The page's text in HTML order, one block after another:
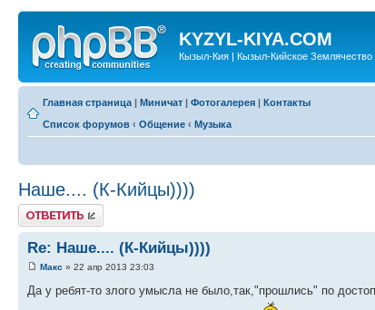
KYZYL-KIYA.COM
Кызыл-Кия | Кызыл-Кийское Землячество
Главная страница | Миничат | Фотогалерея | Контакты
Список форумов ‹ Общение ‹ Музыка
Наше.... (К-Кийцы))))
Ответить
Re: Наше.... (К-Кийцы))))
Макс » 22 апр 2013 23:03
Да у ребят-то злого умысла не было,так,"прошлись" по